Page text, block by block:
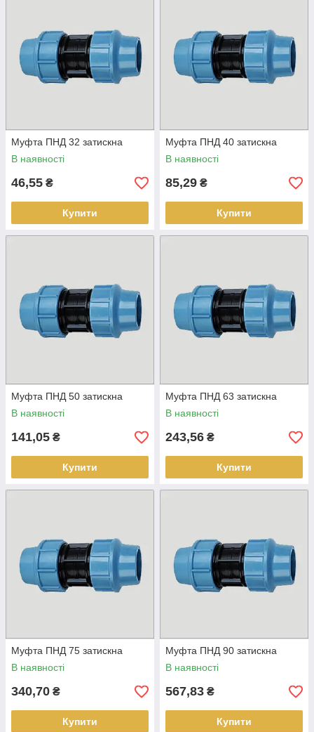
Муфта ПНД 32 затискна
В наявності
46,55 ₴
Купити
Муфта ПНД 40 затискна
В наявності
85,29 ₴
Купити
Муфта ПНД 50 затискна
В наявності
141,05 ₴
Купити
Муфта ПНД 63 затискна
В наявності
243,56 ₴
Купити
Муфта ПНД 75 затискна
В наявності
340,70 ₴
Купити
Муфта ПНД 90 затискна
В наявності
567,83 ₴
Купити